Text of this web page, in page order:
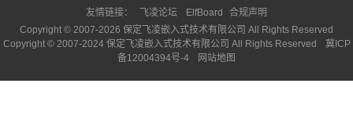
友情链接： 飞凌论坛 ElfBoard
合规声明
Copyright © 2007-2026 保定飞凌嵌入式技术有限公司 All Rights Reserved
Copyright © 2007-2024 保定飞凌嵌入式技术有限公司 All Rights Reserved
冀ICP
备12004394号-4
网站地图